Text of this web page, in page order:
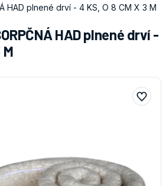
HAD plnené drví - 4 KS, O 8 CM X 3 M
HAD plnené drví -
M